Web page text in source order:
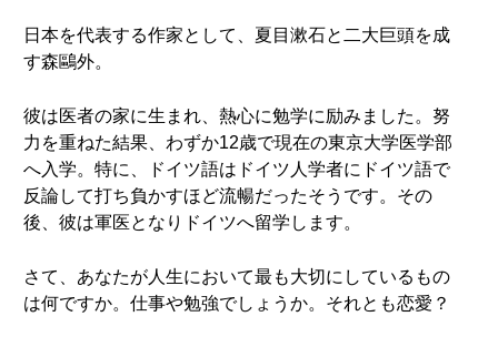
日本を代表する作家として、夏目漱石と二大巨頭を成
す森鷗外。
彼は医者の家に生まれ、熱心に勉学に励みました。努
力を重ねた結果、わずか12歳で現在の東京大学医学部
へ入学。特に、ドイツ語はドイツ人学者にドイツ語で
反論して打ち負かすほど流暢だったそうです。その
後、彼は軍医となりドイツへ留学します。
さて、あなたが人生において最も大切にしているもの
は何ですか。仕事や勉強でしょうか。それとも恋愛？